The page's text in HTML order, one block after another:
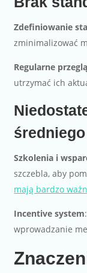
Zdefiniowanie
zminimalizować
Regularne
utrzymać ich
Szkolenia i
szczebla, aby
mają bardzo
Incentive system
wprowadzanie